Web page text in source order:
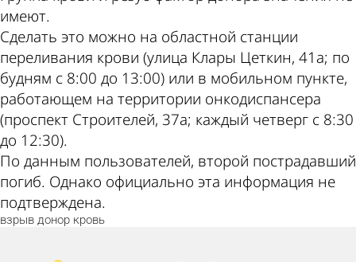
имеют.
Сделать это можно на областной станции
переливания крови (улица Клары Цеткин, 41а; по
будням с 8:00 до 13:00) или в мобильном пункте,
работающем на территории онкодиспансера
(проспект Строителей, 37а; каждый четверг с 8:30
до 12:30).
По данным пользователей, второй пострадавший
погиб. Однако официально эта информация не
подтверждена.
взрыв донор кровь